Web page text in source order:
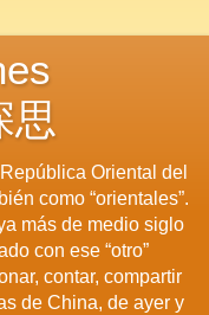
思
Oriental del
como “orientales”.
más de medio siglo
con ese “otro”
contar, compartir
de China, de ayer y